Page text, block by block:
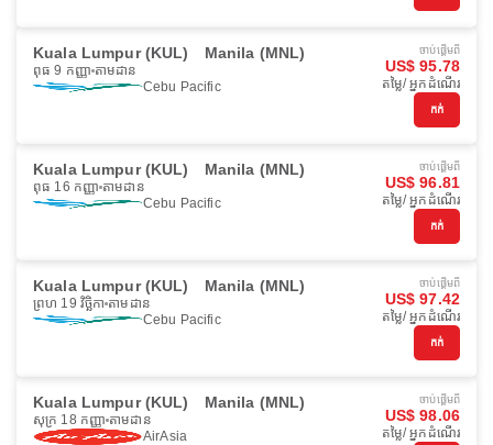
Kuala Lumpur (KUL) Manila (MNL)
ពុធ 9 កញ្ញា តាមដាន
Cebu Pacific
ចាប់ផ្ដើមពី
US$ 95.78
តម្លៃ/ អ្នកដំណើរ
កក់
Kuala Lumpur (KUL) Manila (MNL)
ពុធ 16 កញ្ញា តាមដាន
Cebu Pacific
ចាប់ផ្ដើមពី
US$ 96.81
តម្លៃ/ អ្នកដំណើរ
កក់
Kuala Lumpur (KUL) Manila (MNL)
ព្រហ 19 វិច្ឆិកា តាមដាន
Cebu Pacific
ចាប់ផ្ដើមពី
US$ 97.42
តម្លៃ/ អ្នកដំណើរ
កក់
Kuala Lumpur (KUL) Manila (MNL)
សុក្រ 18 កញ្ញា តាមដាន
AirAsia
ចាប់ផ្ដើមពី
US$ 98.06
តម្លៃ/ អ្នកដំណើរ